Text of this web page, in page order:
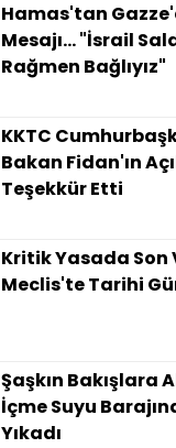
Hamas'tan
Mesajı... "İsrail
Rağmen Bağlıyız"
KKTC
Bakan Fidan'ın
Teşekkür Etti
Kritik Yasada Son
Meclis'te Tarihi
Şaşkın Bakışlara
İçme Suyu
Yıkadı